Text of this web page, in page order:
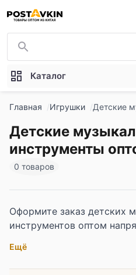
Перейти к основному
Каталог
Главная Игрушки Детские
Детские
инструменты
0 товаров
Оформите заказ детских
инструментов оптом
школ, развивающих
закупок. В наличии
Ещё